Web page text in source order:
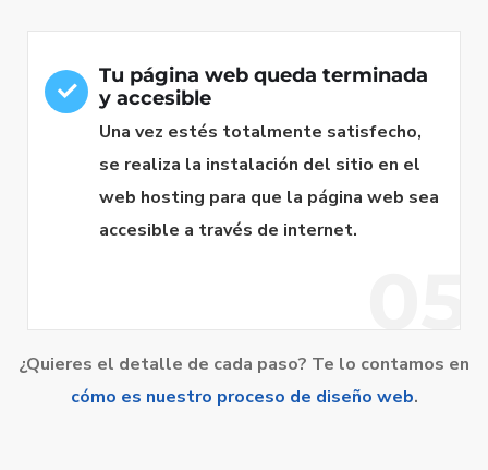
Tu página web queda terminada
y accesible
Una vez estés totalmente satisfecho,
se realiza la instalación del sitio en el
web hosting para que la página web sea
accesible a través de internet.
¿Quieres el detalle de cada paso? Te lo contamos en
cómo es nuestro proceso de diseño web.